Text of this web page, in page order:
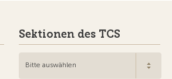
Sektionen des TCS
Bitte auswählen